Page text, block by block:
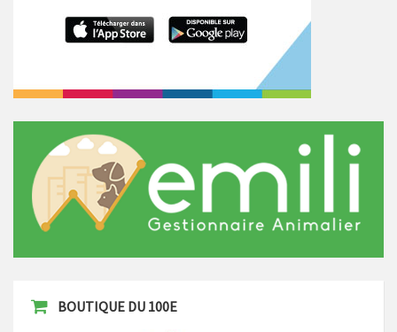
BOUTIQUE DU 100E